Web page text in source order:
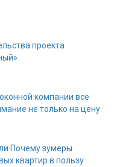
проекта
компании все
не только на цену
Почему зумеры
квартир в пользу